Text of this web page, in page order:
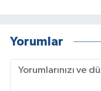
Yorumlar